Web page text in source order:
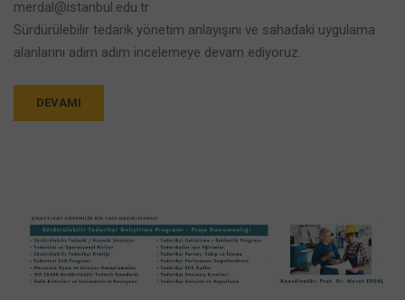
merdal@istanbul.edu.tr
Sürdürülebilir tedarik yönetim anlayışını ve sahadaki uygulama
alanlarını adım adım incelemeye devam ediyoruz.
DEVAMI